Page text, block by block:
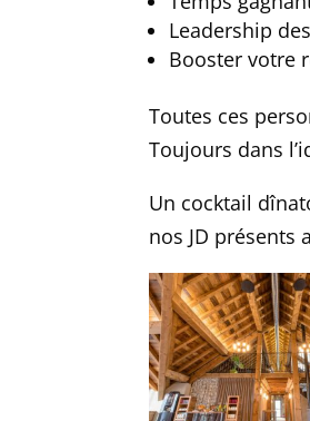
Leadership
Booster votre
Toutes ces
Toujours dans
Un cocktail
nos JD présents